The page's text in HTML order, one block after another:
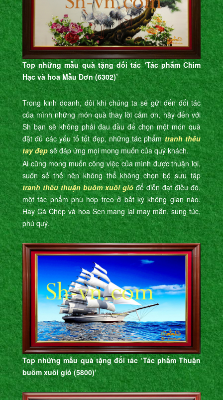
Top những mẫu quà tặng đối tác ‘Tác phẩm Chim
Hạc và hoa Mẫu Đơn (6302)’
Trong kinh doanh, đôi khi chúng ta sẽ gửi đến đối tác
của mình những món quà thay lời cảm ơn, hãy đến với
Sh bạn sẽ không phải đau đầu để chọn một món quà
đặt đủ các yếu tố tốt đẹp, những tác phẩmtranh thêu
tay đẹpsẽ đáp ứng mọi mong muốn của quý khách.
Ai cũng mong muốn công việc của mình được thuận lợi,
suôn sẻ thế nên không thể không chọn bộ sưu tập
tranh thêu thuận buồm xuôi gióđể diễn đạt điều đó,
một tác phẩm phù hợp treo ở bất kỳ không gian nào.
Hay Cá Chép và hoa Sen mang lại may mắn, sung túc,
phú quý.
Top những mẫu quà tặng đối tác ‘Tác phẩm Thuận
buồm xuôi gió (5800)’